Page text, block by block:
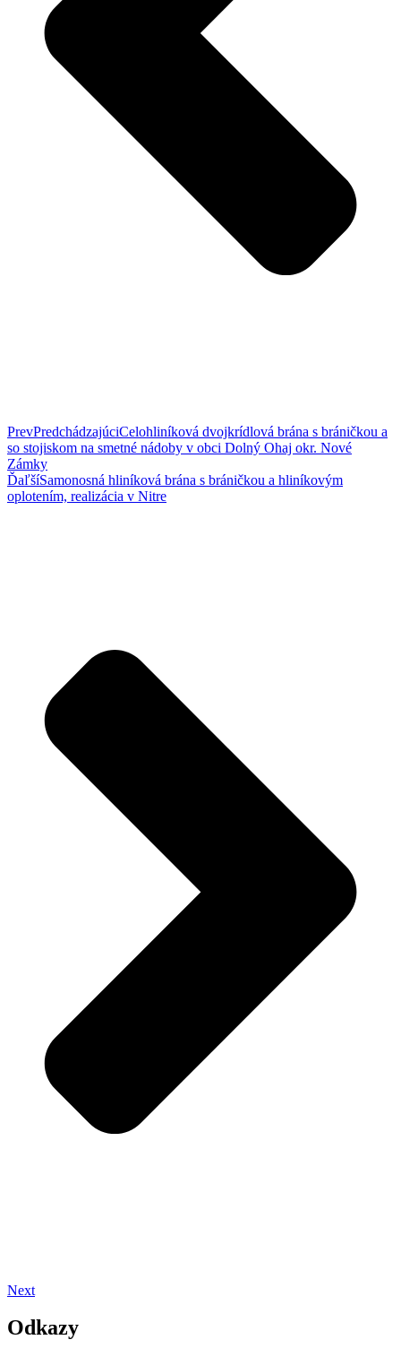
PrevPredchádzajúciCelohliníková dvojkrídlová brána s bráničkou a
so stojiskom na smetné nádoby v obci Dolný Ohaj okr. Nové
Zámky
ĎaľšíSamonosná hliníková brána s bráničkou a hliníkovým
oplotením, realizácia v Nitre
Next
Odkazy